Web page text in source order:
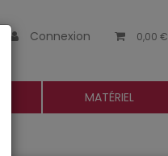
Connexion 0,00 €
MATÉRIEL